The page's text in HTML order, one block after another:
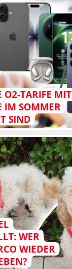
O2-TARIFE MIT
IM SOMMER
SIND
WER
WIEDER